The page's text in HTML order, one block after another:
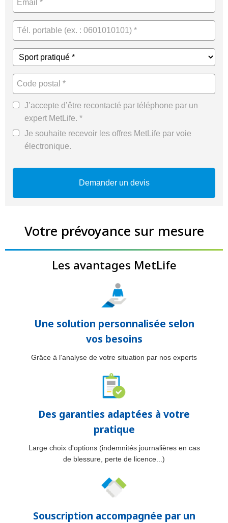
J’accepte d’être recontacté par téléphone par un
expert MetLife. *
Je souhaite recevoir les offres MetLife par voie
électronique.
Votre prévoyance sur mesure
Les avantages MetLife
Une solution personnalisée selon
vos besoins
Grâce à l'analyse de votre situation par nos experts
Des garanties adaptées à votre
pratique
Large choix d'options (indemnités journalières en cas
de blessure, perte de licence...)
Souscription accompagnée par un